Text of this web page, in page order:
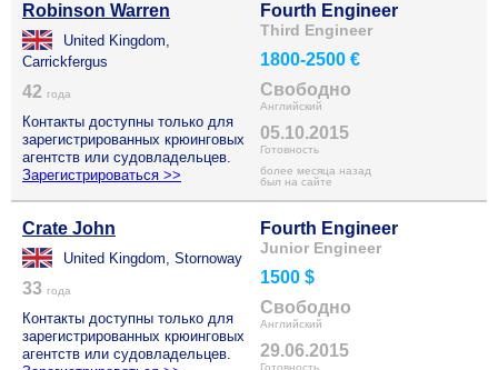
Robinson Warren
United Kingdom,
Carrickfergus
42 года
Контакты доступны только для
зарегистрированных крюинговых
агентств или судовладельцев.
Зарегистрироваться >>
Fourth Engineer
Third Engineer
1800-2500 €
Свободно
Английский
05.10.2015
Готовность
более месяца назад
был на сайте
Crate John
United Kingdom, Stornoway
33 года
Контакты доступны только для
зарегистрированных крюинговых
агентств или судовладельцев.
Fourth Engineer
Junior Engineer
1500 $
Свободно
Английский
29.06.2015
Готовность